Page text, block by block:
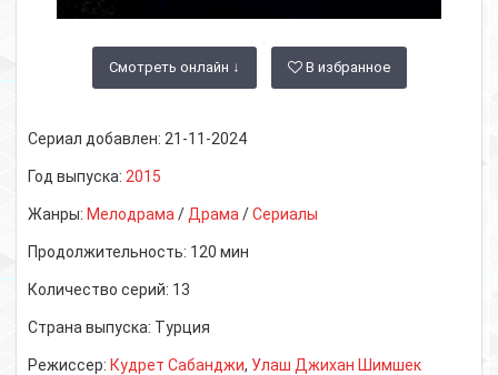
Смотреть онлайн ↓ В избранное
Сериал добавлен: 21-11-2024
Год выпуска: 2015
Жанры: Мелодрама / Драма /Сериалы
Продолжительность: 120 мин
Количество серий: 13
Страна выпуска: Турция
Режиссер: Кудрет Сабанджи, Улаш Джихан Шимшек